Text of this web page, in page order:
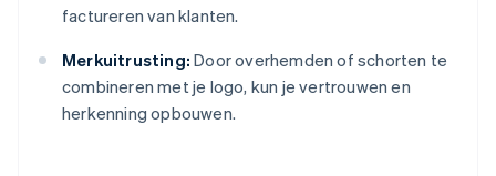
factureren van klanten.
Merkuitrusting: Door overhemden of schorten te
combineren met je logo, kun je vertrouwen en
herkenning opbouwen.